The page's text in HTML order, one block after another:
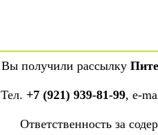
Вы получили рассылку
Тел. +7 (921) 939-81-99, е-
Ответственность за